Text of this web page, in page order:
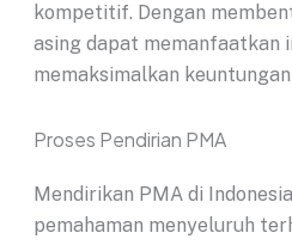
kompetitif. Dengan
asing dapat memanfaatkan
memaksimalkan
Proses Pendirian PMA
Mendirikan PMA di
pemahaman menyeluruh